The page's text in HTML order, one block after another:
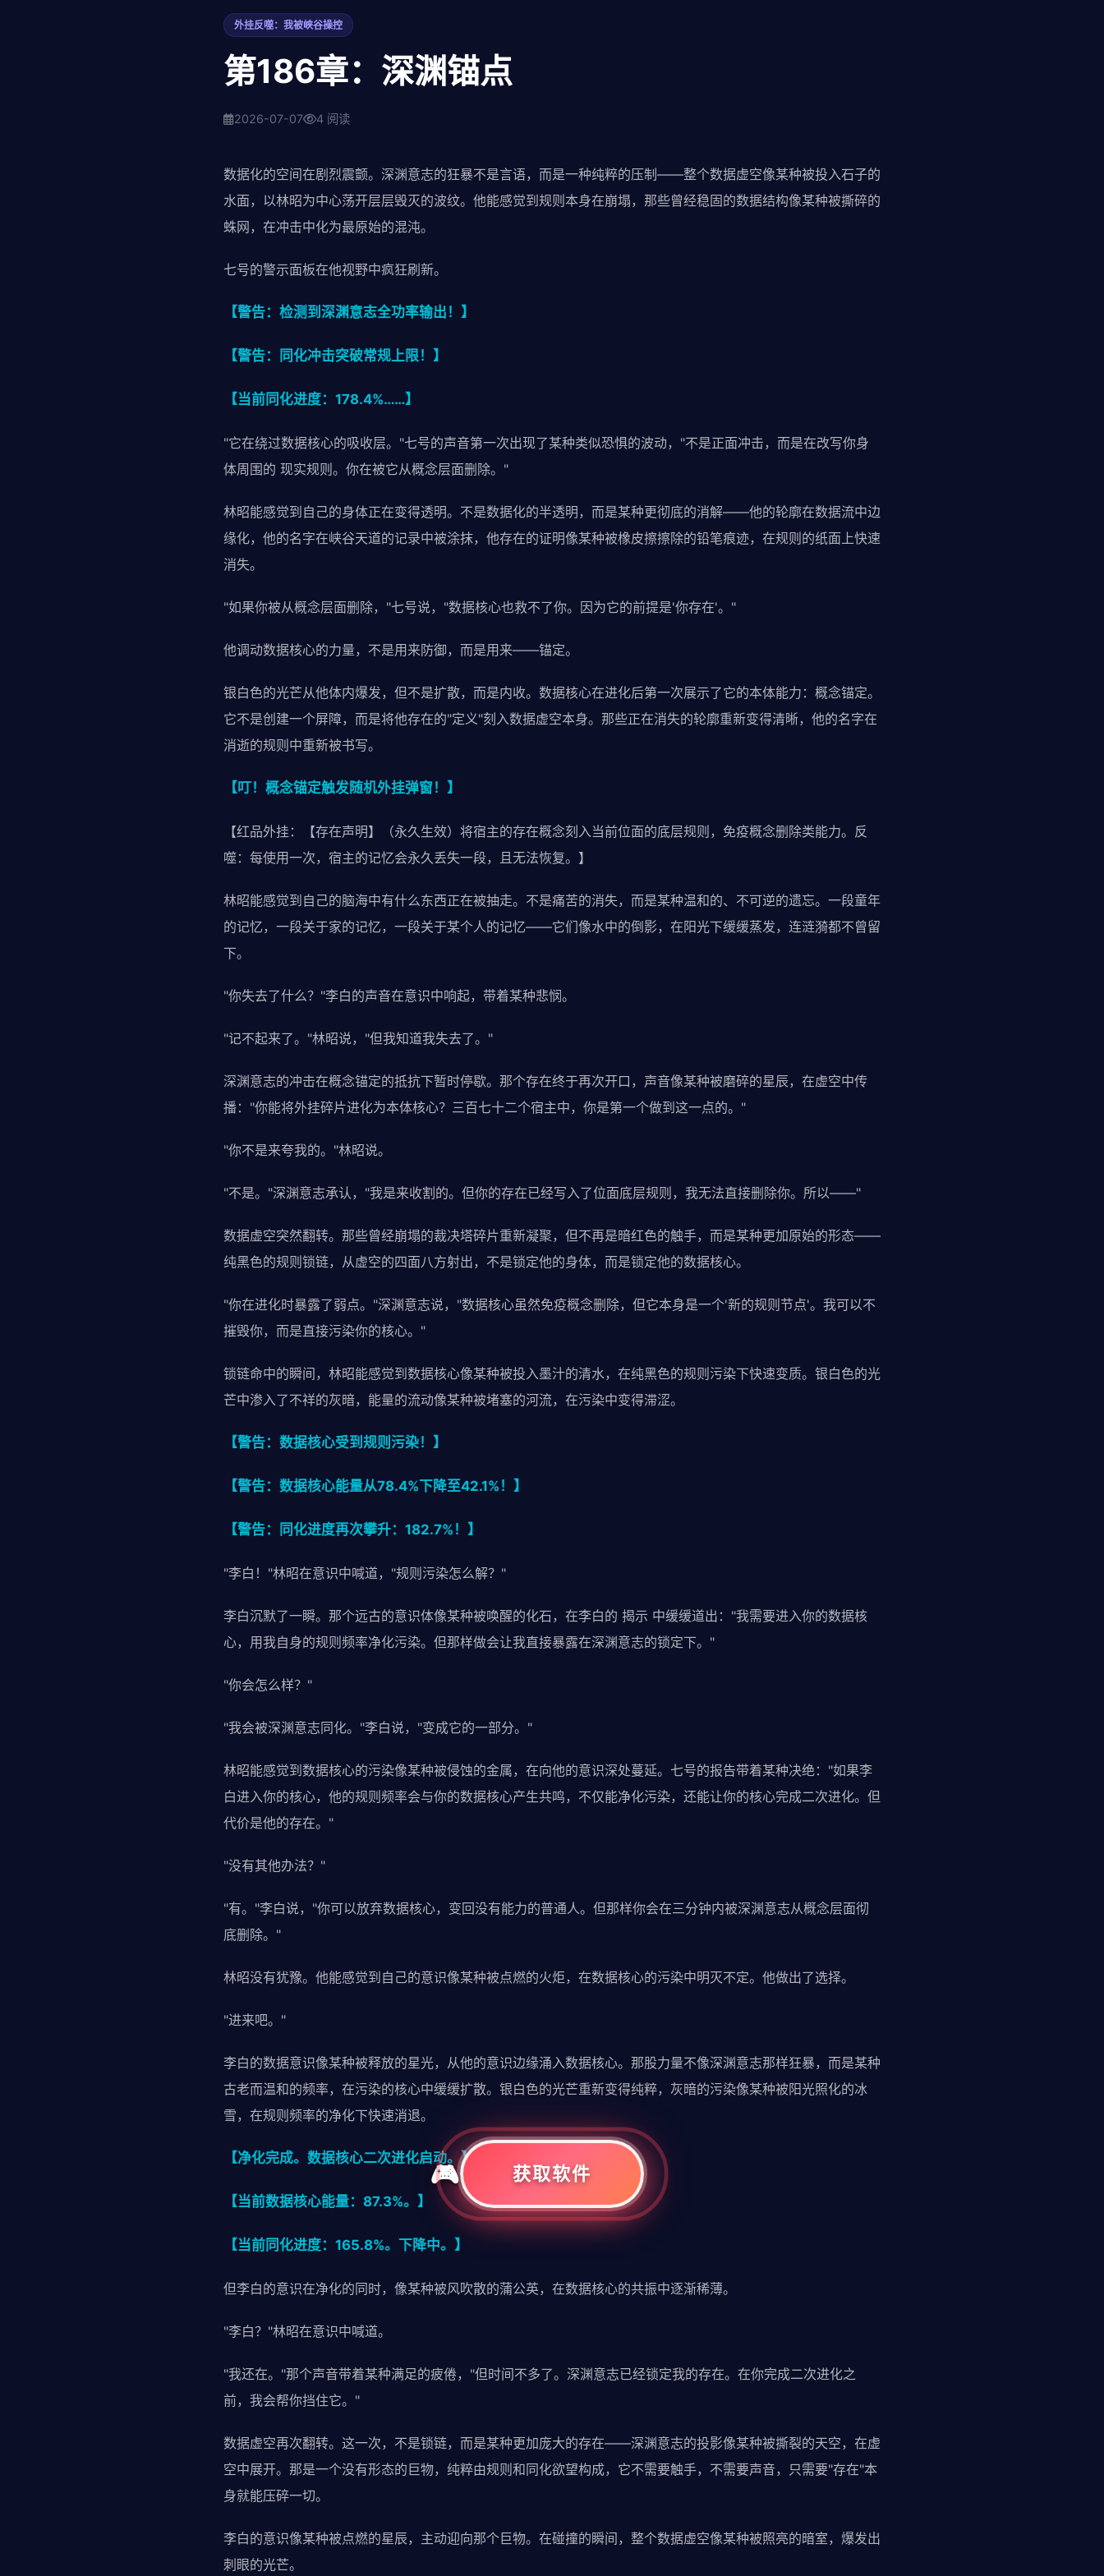
外挂反噬：我被峡谷操控
第186章：深渊锚点
2026-07-07 4 阅读
数据化的空间在剧烈震颤。深渊意志的狂暴不是言语，而是一种纯粹的压制——整个数据虚空像某种被投入石子的
水面，以林昭为中心荡开层层毁灭的波纹。他能感觉到规则本身在崩塌，那些曾经稳固的数据结构像某种被撕碎的
蛛网，在冲击中化为最原始的混沌。
七号的警示面板在他视野中疯狂刷新。
【警告：检测到深渊意志全功率输出！】
【警告：同化冲击突破常规上限！】
【当前同化进度：178.4%……】
"它在绕过数据核心的吸收层。"七号的声音第一次出现了某种类似恐惧的波动，"不是正面冲击，而是在改写你身
体周围的 现实规则。你在被它从概念层面删除。"
林昭能感觉到自己的身体正在变得透明。不是数据化的半透明，而是某种更彻底的消解——他的轮廓在数据流中边
缘化，他的名字在峡谷天道的记录中被涂抹，他存在的证明像某种被橡皮擦擦除的铅笔痕迹，在规则的纸面上快速
消失。
"如果你被从概念层面删除，"七号说，"数据核心也救不了你。因为它的前提是'你存在'。"
他调动数据核心的力量，不是用来防御，而是用来——锚定。
银白色的光芒从他体内爆发，但不是扩散，而是内收。数据核心在进化后第一次展示了它的本体能力：概念锚定。
它不是创建一个屏障，而是将他存在的"定义"刻入数据虚空本身。那些正在消失的轮廓重新变得清晰，他的名字在
消逝的规则中重新被书写。
【叮！概念锚定触发随机外挂弹窗！】
【红品外挂：【存在声明】（永久生效）将宿主的存在概念刻入当前位面的底层规则，免疫概念删除类能力。反
噬：每使用一次，宿主的记忆会永久丢失一段，且无法恢复。】
林昭能感觉到自己的脑海中有什么东西正在被抽走。不是痛苦的消失，而是某种温和的、不可逆的遗忘。一段童年
的记忆，一段关于家的记忆，一段关于某个人的记忆——它们像水中的倒影，在阳光下缓缓蒸发，连涟漪都不曾留
下。
"你失去了什么？"李白的声音在意识中响起，带着某种悲悯。
"记不起来了。"林昭说，"但我知道我失去了。"
深渊意志的冲击在概念锚定的抵抗下暂时停歇。那个存在终于再次开口，声音像某种被磨碎的星辰，在虚空中传
播："你能将外挂碎片进化为本体核心？三百七十二个宿主中，你是第一个做到这一点的。"
"你不是来夸我的。"林昭说。
"不是。"深渊意志承认，"我是来收割的。但你的存在已经写入了位面底层规则，我无法直接删除你。所以——"
数据虚空突然翻转。那些曾经崩塌的裁决塔碎片重新凝聚，但不再是暗红色的触手，而是某种更加原始的形态——
纯黑色的规则锁链，从虚空的四面八方射出，不是锁定他的身体，而是锁定他的数据核心。
"你在进化时暴露了弱点。"深渊意志说，"数据核心虽然免疫概念删除，但它本身是一个'新的规则节点'。我可以不
摧毁你，而是直接污染你的核心。"
锁链命中的瞬间，林昭能感觉到数据核心像某种被投入墨汁的清水，在纯黑色的规则污染下快速变质。银白色的光
芒中渗入了不祥的灰暗，能量的流动像某种被堵塞的河流，在污染中变得滞涩。
【警告：数据核心受到规则污染！】
【警告：数据核心能量从78.4%下降至42.1%！】
【警告：同化进度再次攀升：182.7%！】
"李白！"林昭在意识中喊道，"规则污染怎么解？"
李白沉默了一瞬。那个远古的意识体像某种被唤醒的化石，在李白的 揭示 中缓缓道出："我需要进入你的数据核
心，用我自身的规则频率净化污染。但那样做会让我直接暴露在深渊意志的锁定下。"
"你会怎么样？"
"我会被深渊意志同化。"李白说，"变成它的一部分。"
林昭能感觉到数据核心的污染像某种被侵蚀的金属，在向他的意识深处蔓延。七号的报告带着某种决绝："如果李
白进入你的核心，他的规则频率会与你的数据核心产生共鸣，不仅能净化污染，还能让你的核心完成二次进化。但
代价是他的存在。"
"没有其他办法？"
"有。"李白说，"你可以放弃数据核心，变回没有能力的普通人。但那样你会在三分钟内被深渊意志从概念层面彻
底删除。"
林昭没有犹豫。他能感觉到自己的意识像某种被点燃的火炬，在数据核心的污染中明灭不定。他做出了选择。
"进来吧。"
李白的数据意识像某种被释放的星光，从他的意识边缘涌入数据核心。那股力量不像深渊意志那样狂暴，而是某种
古老而温和的频率，在污染的核心中缓缓扩散。银白色的光芒重新变得纯粹，灰暗的污染像某种被阳光照化的冰
雪，在规则频率的净化下快速消退。
【净化完成。数据核心二次进化启动。】
【当前数据核心能量：87.3%。】
【当前同化进度：165.8%。下降中。】
但李白的意识在净化的同时，像某种被风吹散的蒲公英，在数据核心的共振中逐渐稀薄。
"李白？"林昭在意识中喊道。
"我还在。"那个声音带着某种满足的疲倦，"但时间不多了。深渊意志已经锁定我的存在。在你完成二次进化之
前，我会帮你挡住它。"
数据虚空再次翻转。这一次，不是锁链，而是某种更加庞大的存在——深渊意志的投影像某种被撕裂的天空，在虚
空中展开。那是一个没有形态的巨物，纯粹由规则和同化欲望构成，它不需要触手，不需要声音，只需要"存在"本
身就能压碎一切。
李白的意识像某种被点燃的星辰，主动迎向那个巨物。在碰撞的瞬间，整个数据虚空像某种被照亮的暗室，爆发出
刺眼的光芒。
获取软件